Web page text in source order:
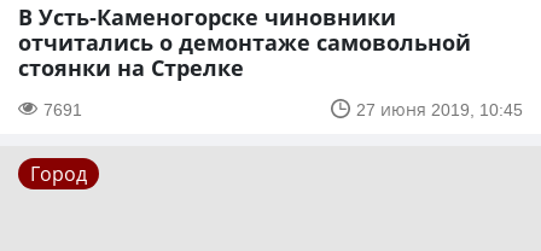
В Усть-Каменогорске чиновники
отчитались о демонтаже самовольной
стоянки на Стрелке
7691 27 июня 2019, 10:45
Город